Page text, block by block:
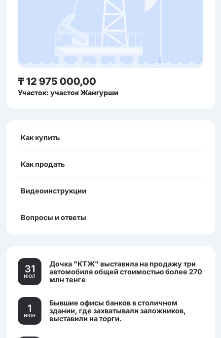
₸ 12 975 000,00
Участок: участок Жангурши
Как купить
Как продать
Видеоинструкции
Вопросы и ответы
31
июл
Дочка "КТЖ" выставила на продажу три
автомобиля общей стоимостью более 270
млн тенге
1
июн
Бывшие офисы банков в столичном
здании, где захватывали заложников,
выставили на торги.